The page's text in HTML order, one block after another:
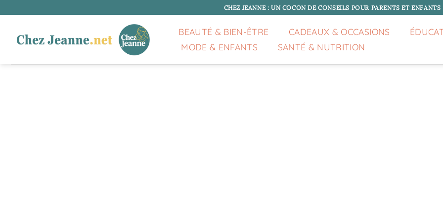
au
CHEZ JEANNE : UN COCON DE CONSEILS POUR PARENTS ET ENFANTS
BEAUTÉ & BIEN-ÊTRE CADEAUX & OCCASIONS
MODE & ENFANTS
SANTÉ & NUTRITION